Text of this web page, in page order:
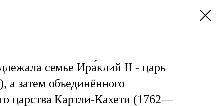
семье Ира́клий II - царь
затем объединённого
царства Картли-Кахети (1762—